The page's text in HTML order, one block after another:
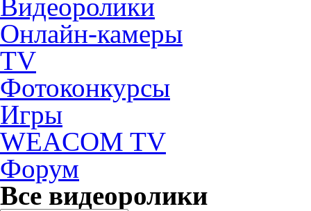
Видеоролики
Онлайн-камеры
TV
Фотоконкурсы
Игры
WEACOM TV
Форум
Все видеоролики